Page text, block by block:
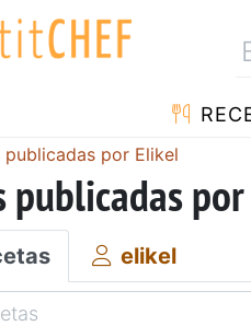
publicadas por Elikel
publicadas
elikel